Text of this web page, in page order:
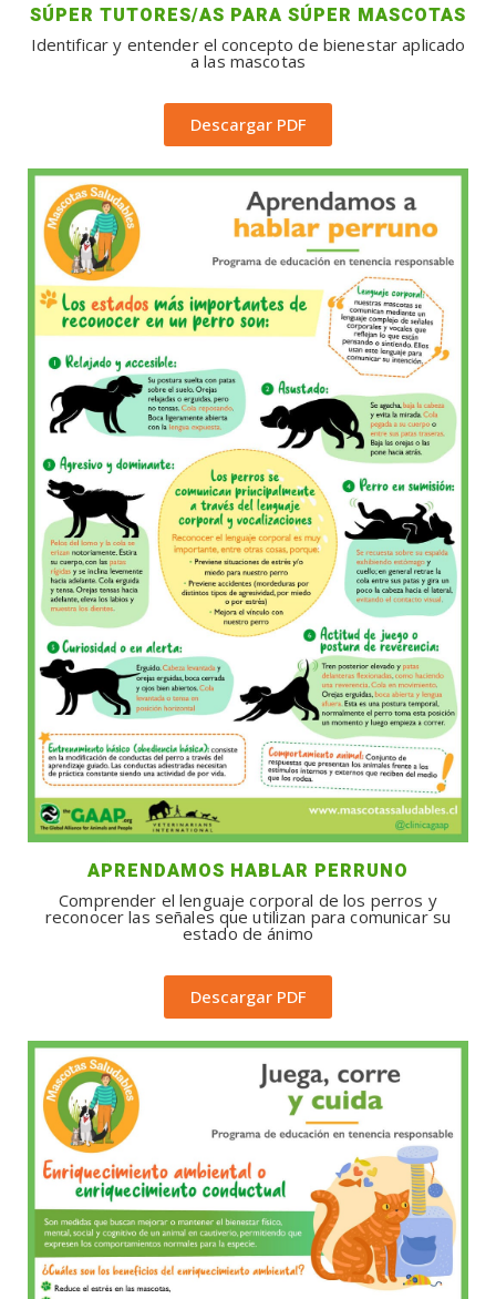
SÚPER TUTORES/AS PARA SÚPER MASCOTAS
Identificar y entender el concepto de bienestar aplicado
a las mascotas
Descargar PDF
APRENDAMOS HABLAR PERRUNO
Comprender el lenguaje corporal de los perros y
reconocer las señales que utilizan para comunicar su
estado de ánimo
Descargar PDF